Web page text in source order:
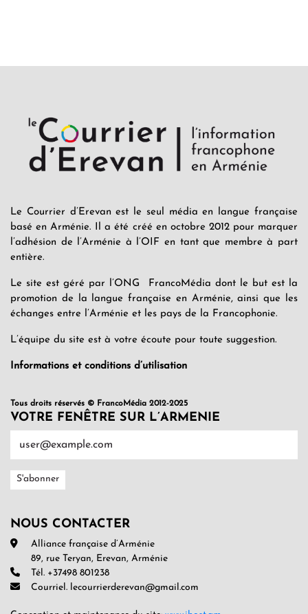
Le Courrier d’Erevan est le seul média en langue française
basé en Arménie. Il a été créé en octobre 2012 pour marquer
l’adhésion de l’Arménie à l’OIF en tant que membre à part
entière.
Le site est géré par l’ONG FrancoMédia dont le but est la
promotion de la langue française en Arménie, ainsi que les
échanges entre l’Arménie et les pays de la Francophonie.
L’équipe du site est à votre écoute pour toute suggestion.
Informations et conditions d’utilisation
Tous droits réservés © FrancoMédia 2012-2025
VOTRE FENÊTRE SUR L’ARMENIE
NOUS CONTACTER
Alliance française d’Arménie
89, rue Teryan, Erevan, Arménie
Tél. +37498 801238
Courriel. lecourrierderevan@gmail.com